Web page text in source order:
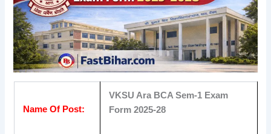
Name Of Post:
VKSU Ara BCA Sem-1 Exam
Form 2025-28